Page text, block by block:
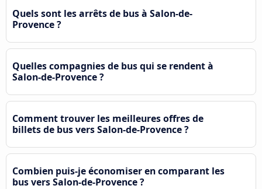
Quels sont les arrêts de bus à Salon-de-
Provence ?
Quelles compagnies de bus qui se rendent à
Salon-de-Provence ?
Comment trouver les meilleures offres de
billets de bus vers Salon-de-Provence ?
Combien puis-je économiser en comparant les
bus vers Salon-de-Provence ?